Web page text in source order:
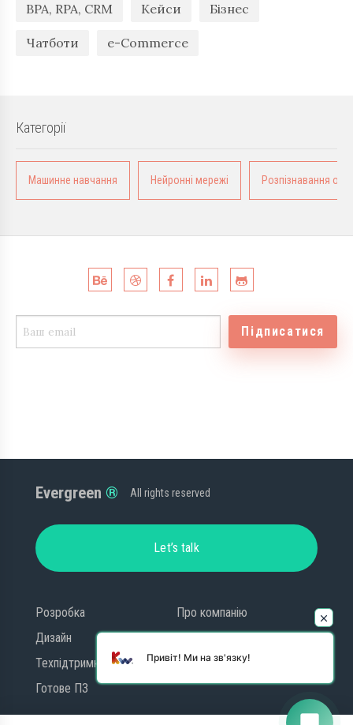
BPA, RPA, CRM Кейси Бізнес
Чатботи e-Commerce
Категорії
Машинне навчання Нейронні мережі Розпізнавання
Підписатися
Evergreen All rights reserved
Let’s talk
Розробка
Дизайн
Техпідтримка
Готове ПЗ
Про компанію
Контакти
Привіт! Ми на зв'язку!